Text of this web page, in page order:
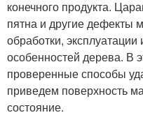
конечного продукта.
пятна и другие дефекты
обработки,
особенностей дерева. В
проверенные способы
приведем поверхность
состояние.